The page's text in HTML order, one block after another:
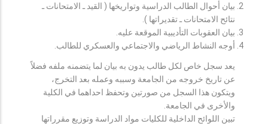
بيان أحوال الطالب الدراسية وتواريخها ( القيد ـ الامتحانات ـ
نتائح الامتحانات ـ تقديراتها ).
بيان العقوبات التأديبية الموقعة عليه.
أوجه النشاط الرياضي والاجتماعي والعسكري للطالب.
يعد سجل خاص لكل طالب يدون به بيان لما يتضمنه ملفه فضلاً
عن تاريخ خروجه من الجامعة وسببه وعمله بعد التخرج،
ويتكون هذا السجل من صورتين وتحفظ احداهما في الكلية
والأخرى في الجامعة.
تبين اللوائح الداخلية للكليات مواد الدراسة وتوزيع مقرراتها